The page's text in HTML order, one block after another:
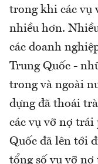
trong khi các vụ
nhiều hơn.
các doanh
Trung Quốc -
trong và ngoài
dựng đã thoái
các vụ vỡ nợ trái
Quốc đã lên tới
tổng số vụ vỡ